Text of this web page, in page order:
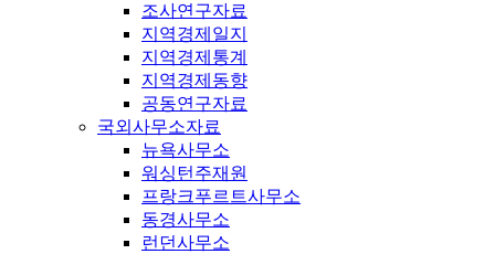
조사연구자료
지역경제일지
지역경제통계
지역경제동향
공동연구자료
국외사무소자료
뉴욕사무소
워싱턴주재원
프랑크푸르트사무소
동경사무소
런던사무소